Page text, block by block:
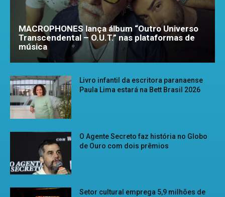
MACROPHONES lança álbum “Outro Universo
Transcendental – O.U.T.” nas plataformas de
música
Livro infantil da escritora paranaense
Paula Lima estará na Bett Brasil 2026
O Agente Secreto faz história no Globo
de Ouro com dois prêmios
Setor cultural emprega 5,9 milhões de